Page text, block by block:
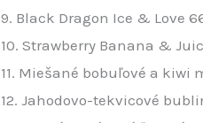
9. Black Dragon Ice & Love
10. Strawberry Banana &
11. Miešané bobuľové a kiwi
12. Jahodovo-tekvicové